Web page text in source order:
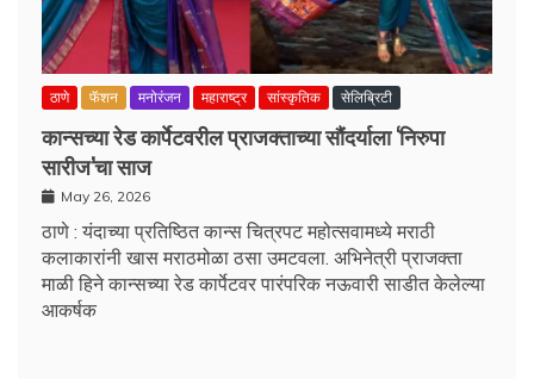
ठाणे फॅशन मनोरंजन महाराष्ट्र सांस्कृतिक सेलिब्रिटी
कान्सच्या रेड कार्पेटवरील प्राजक्ताच्या सौंदर्याला ‘निरुपा
सारीज’चा साज
May 26, 2026
ठाणे : यंदाच्या प्रतिष्ठित कान्स चित्रपट महोत्सवामध्ये मराठी
कलाकारांनी खास मराठमोळा ठसा उमटवला. अभिनेत्री प्राजक्ता
माळी हिने कान्सच्या रेड कार्पेटवर पारंपरिक नऊवारी साडीत केलेल्या
आकर्षक